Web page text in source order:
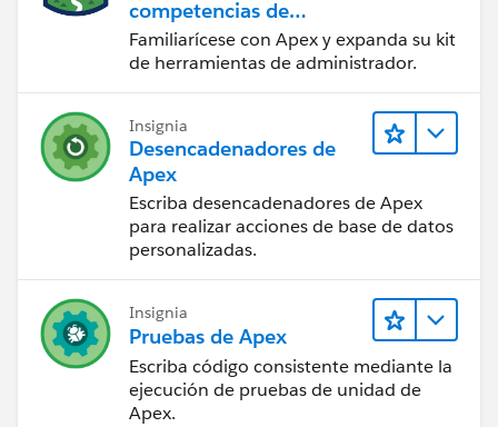
competencias de
codificación Apex
Familiarícese con Apex y expanda su kit
de herramientas de administrador.
Insignia
Desencadenadores de
Apex
Escriba desencadenadores de Apex
para realizar acciones de base de datos
personalizadas.
Insignia
Pruebas de Apex
Escriba código consistente mediante la
ejecución de pruebas de unidad de
Apex.